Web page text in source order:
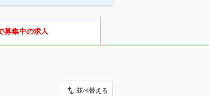
募集中の求人
並べ替える